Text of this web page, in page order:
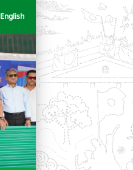
English